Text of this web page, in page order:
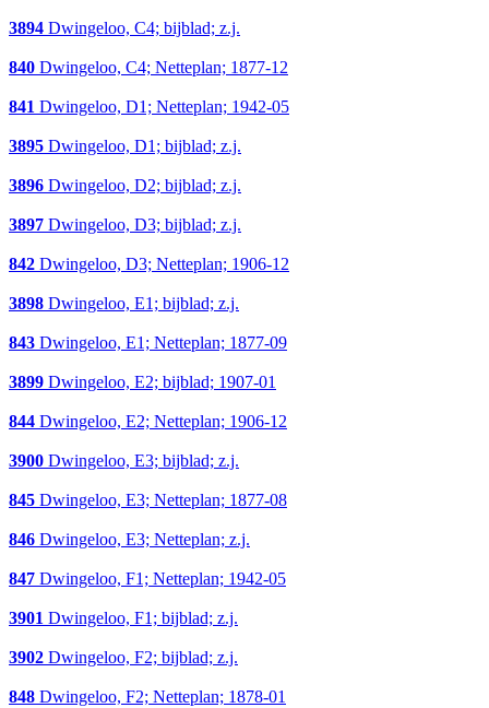
3894 Dwingeloo, C4; bijblad; z.j.
840 Dwingeloo, C4; Netteplan; 1877-12
841 Dwingeloo, D1; Netteplan; 1942-05
3895 Dwingeloo, D1; bijblad; z.j.
3896 Dwingeloo, D2; bijblad; z.j.
3897 Dwingeloo, D3; bijblad; z.j.
842 Dwingeloo, D3; Netteplan; 1906-12
3898 Dwingeloo, E1; bijblad; z.j.
843 Dwingeloo, E1; Netteplan; 1877-09
3899 Dwingeloo, E2; bijblad; 1907-01
844 Dwingeloo, E2; Netteplan; 1906-12
3900 Dwingeloo, E3; bijblad; z.j.
845 Dwingeloo, E3; Netteplan; 1877-08
846 Dwingeloo, E3; Netteplan; z.j.
847 Dwingeloo, F1; Netteplan; 1942-05
3901 Dwingeloo, F1; bijblad; z.j.
3902 Dwingeloo, F2; bijblad; z.j.
848 Dwingeloo, F2; Netteplan; 1878-01